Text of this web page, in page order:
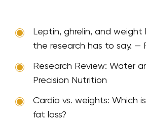
Leptin, ghrelin, and weight
the research has to say. —
Research Review: Water
Precision Nutrition
Cardio vs. weights: Which
fat loss?